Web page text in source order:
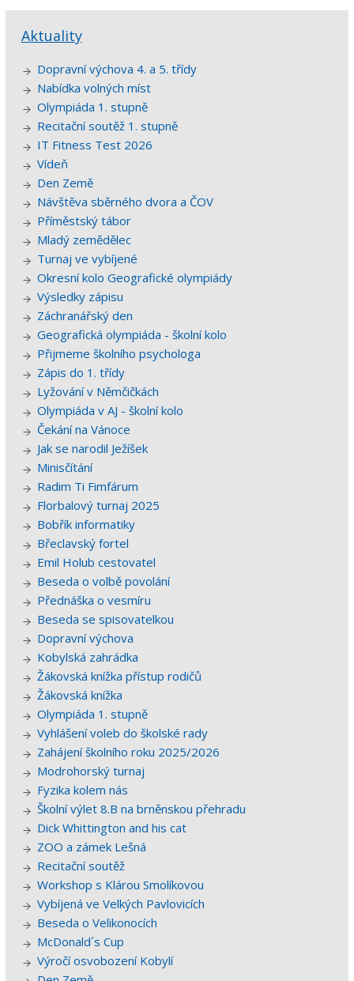
Aktuality
Dopravní výchova 4. a 5. třídy
Nabídka volných míst
Olympiáda 1. stupně
Recitační soutěž 1. stupně
IT Fitness Test 2026
Vídeň
Den Země
Návštěva sběrného dvora a ČOV
Příměstský tábor
Mladý zemědělec
Turnaj ve vybíjené
Okresní kolo Geografické olympiády
Výsledky zápisu
Záchranářský den
Geografická olympiáda - školní kolo
Přijmeme školního psychologa
Zápis do 1. třídy
Lyžování v Němčičkách
Olympiáda v AJ - školní kolo
Čekání na Vánoce
Jak se narodil Ježíšek
Minisčítání
Radim Ti Fimfárum
Florbalový turnaj 2025
Bobřík informatiky
Břeclavský fortel
Emil Holub cestovatel
Beseda o volbě povolání
Přednáška o vesmíru
Beseda se spisovatelkou
Dopravní výchova
Kobylská zahrádka
Žákovská knížka přístup rodičů
Žákovská knížka
Olympiáda 1. stupně
Vyhlášení voleb do školské rady
Zahájení školního roku 2025/2026
Modrohorský turnaj
Fyzika kolem nás
Školní výlet 8.B na brněnskou přehradu
Dick Whittington and his cat
ZOO a zámek Lešná
Recitační soutěž
Workshop s Klárou Smolíkovou
Vybíjená ve Velkých Pavlovicích
Beseda o Velikonocích
McDonald´s Cup
Výročí osvobození Kobylí